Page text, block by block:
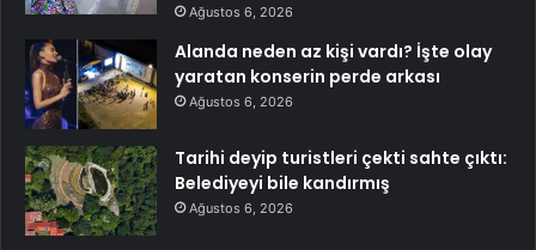
Ağustos 6, 2026
Alanda neden az kişi vardı? İşte olay
yaratan konserin perde arkası
Ağustos 6, 2026
Tarihi deyip turistleri çekti sahte çıktı:
Belediyeyi bile kandırmış
Ağustos 6, 2026